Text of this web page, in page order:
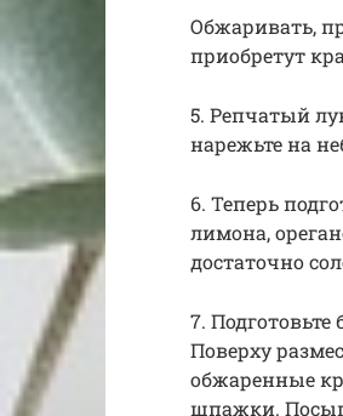
Обжаривать,
приобретут
5. Репчатый
нарежьте на
6. Теперь
лимона,
достаточно
7.
Поверху
обжаренные
шпажки.